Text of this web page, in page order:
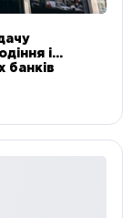
і
банків